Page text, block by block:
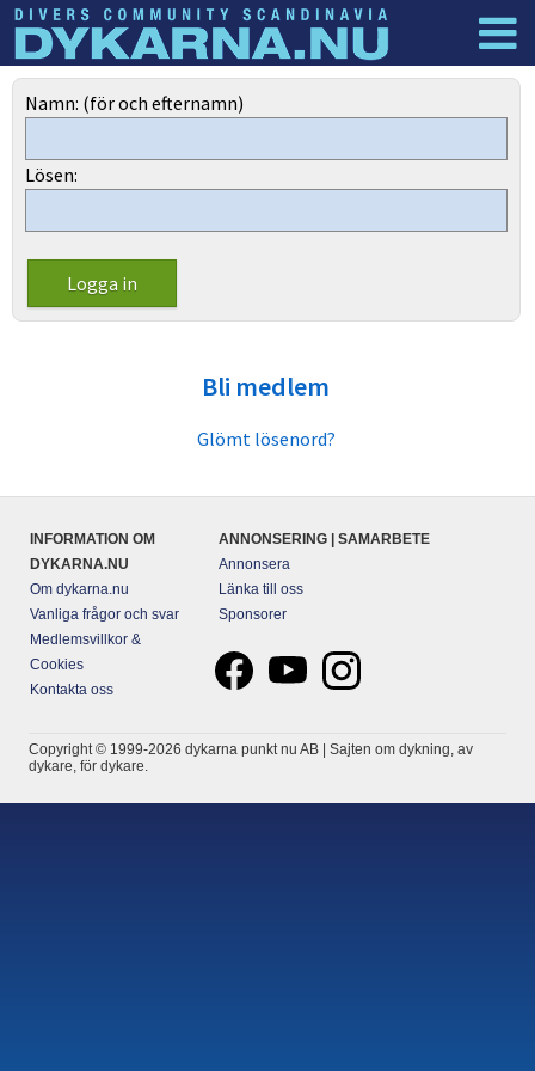
Dyknyheter
Namn: (för och efternamn)
Lösen:
Bli medlem
Glömt lösenord?
INFORMATION OM
DYKARNA.NU
Om dykarna.nu
Vanliga frågor och svar
Medlemsvillkor &
Cookies
Kontakta oss
ANNONSERING | SAMARBETE
Annonsera
Länka till oss
Sponsorer
Copyright © 1999-2026 dykarna punkt nu AB | Sajten om dykning, av
dykare, för dykare.